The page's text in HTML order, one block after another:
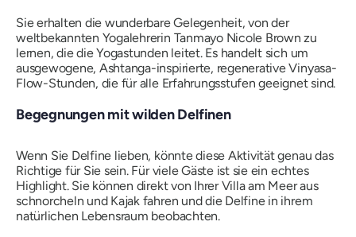
Sie erhalten die wunderbare Gelegenheit, von der
weltbekannten Yogalehrerin Tanmayo Nicole Brown zu
lernen, die die Yogastunden leitet. Es handelt sich um
ausgewogene, Ashtanga-inspirierte, regenerative Vinyasa-
Flow-Stunden, die für alle Erfahrungsstufen geeignet sind.
Begegnungen mit wilden Delfinen
Wenn Sie Delfine lieben, könnte diese Aktivität genau das
Richtige für Sie sein. Für viele Gäste ist sie ein echtes
Highlight. Sie können direkt von Ihrer Villa am Meer aus
schnorcheln und Kajak fahren und die Delfine in ihrem
natürlichen Lebensraum beobachten.